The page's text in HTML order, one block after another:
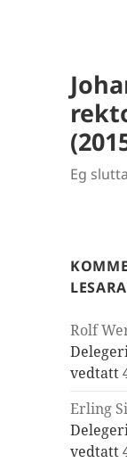
Eg
Rolf
vedtatt
Erling
vedtatt